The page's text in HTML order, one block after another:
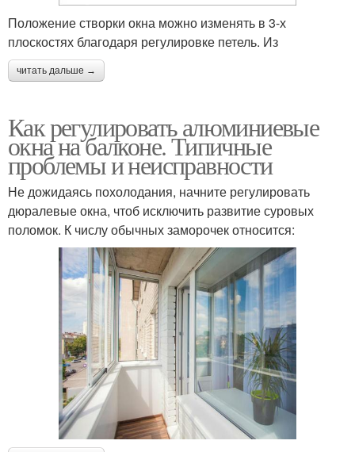
Положение створки окна можно изменять в 3-х
плоскостях благодаря регулировке петель. Из
читать дальше →
Как регулировать алюминиевые
окна на балконе. Типичные
проблемы и неисправности
Не дожидаясь похолодания, начните регулировать
дюралевые окна, чтоб исключить развитие суровых
поломок. К числу обычных заморочек относится: